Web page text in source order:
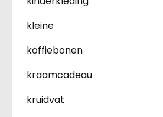
kleine
koffiebonen
kraamcadeau
kruidvat